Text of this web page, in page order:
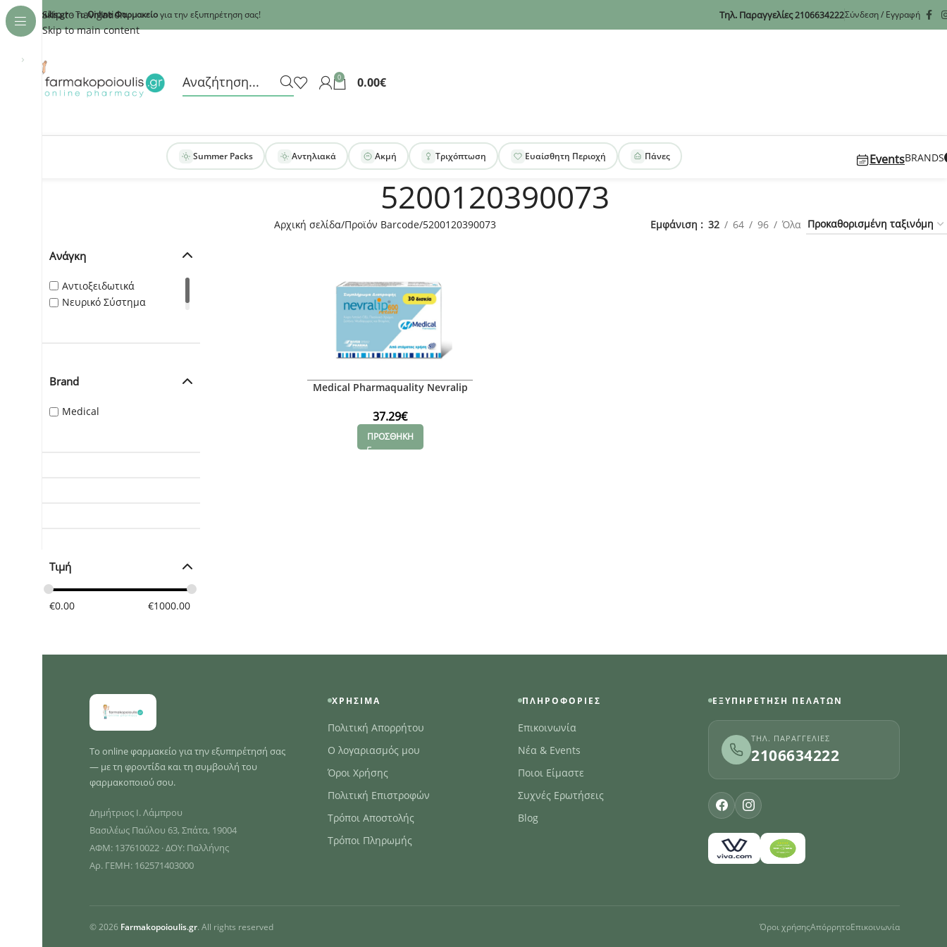
Skip to navigation
Skip to main content
›
- ΤοOnline Φαρμακείογια την εξυπηρέτηση σας! Τηλ. Παραγγελίες2106634222Σύνδεση / Εγγραφή
0 0.00€
Summer Packs Αντηλιακά Ακμή Τριχόπτωση Ευαίσθητη Περιοχή Πάνες EventsBRANDS
5200120390073
Ανάγκη
Αντιοξειδωτικά
Νευρικό Σύστημα
Brand
Medical
Τιμή
€0.00 €1000.00
Αρχική σελίδα Προϊόν Barcode 5200120390073 Εμφάνιση 32 64 96 Όλα
Medical Pharmaquality Nevralip
37.29€
ΠΡΟΣΘΗΚΗ
Το online φαρμακείο για την εξυπηρέτησή σας
— με τη φροντίδα και τη συμβουλή του
φαρμακοποιού σου.
Δημήτριος Ι. Λάμπρου
Βασιλέως Παύλου 63, Σπάτα, 19004
ΑΦΜ: 137610022 · ΔΟΥ: Παλλήνης
Αρ. ΓΕΜΗ: 162571403000
ΧΡΉΣΙΜΑ
Πολιτική Απορρήτου
Ο λογαριασμός μου
Όροι Χρήσης
Πολιτική Επιστροφών
Τρόποι Αποστολής
Τρόποι Πληρωμής
ΠΛΗΡΟΦΟΡΊΕΣ
Επικοινωνία
Νέα & Events
Ποιοι Είμαστε
Συχνές Ερωτήσεις
Blog
ΕΞΥΠΗΡΈΤΗΣΗ ΠΕΛΑΤΏΝ
ΤΗΛ. ΠΑΡΑΓΓΕΛΊΕΣ
2106634222
© 2026 Farmakopoioulis.gr. All rights reserved Όροι χρήσηςΑπόρρητοΕπικοινωνία